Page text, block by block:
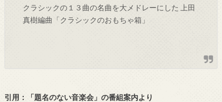
クラシックの１３曲の名曲を大メドレーにした 上田
真樹編曲「クラシックのおもちゃ箱」
引用：「題名のない音楽会」の番組案内より